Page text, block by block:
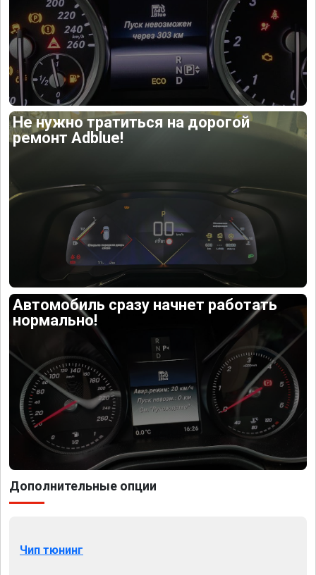
Не нужно тратиться на дорогой
ремонт Adblue!
Автомобиль сразу начнет работать
нормально!
Дополнительные опции
Чип тюнинг